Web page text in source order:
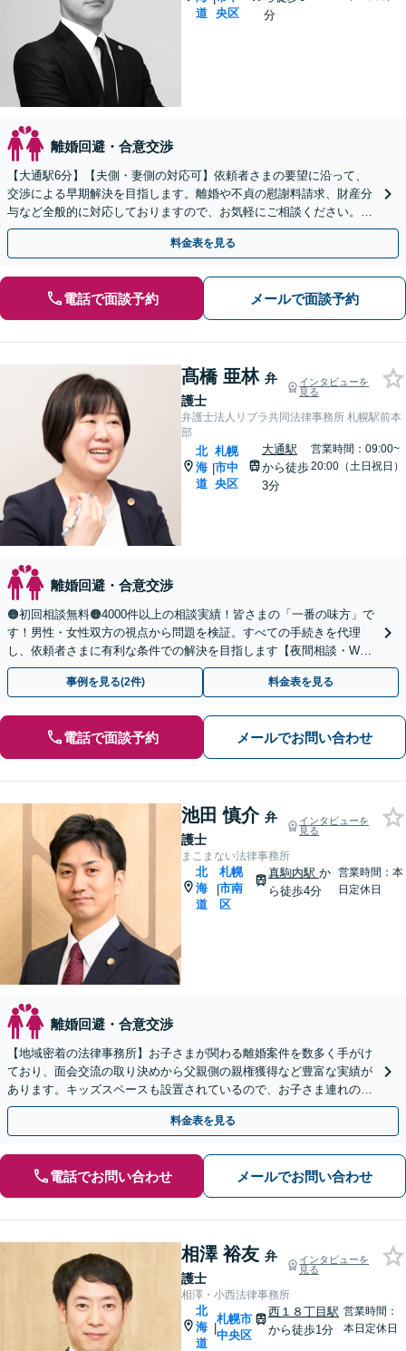
道 央区
分
離婚回避・合意交渉
【大通駅6分】【夫側・妻側の対応可】依頼者さまの要望に沿って、
交渉による早期解決を目指します。離婚や不貞の慰謝料請求、財産分
与など全般的に対応しておりますので、お気軽にご相談ください。
【夜間・休日対応可】【法テラス可】
料金表を見る
電話で面談予約 メールで面談予約
髙橋 亜林 弁
護士
インタビューを
見る
弁護士法人リブラ共同法律事務所 札幌駅前本
部
北
海
道
|
札幌
市中
央区
大通駅
から徒歩
3分
営業時間：09:00~
20:00（土日祝日）
離婚回避・合意交渉
🟠初回相談無料🟠4000件以上の相談実績！皆さまの「一番の味方」で
す！男性・女性双方の視点から問題を検証。すべての手続きを代理
し、依頼者さまに有利な条件での解決を目指します【夜間相談・WEB
面談可】【完全個室・秘密厳守】
事例を見る(2件) 料金表を見る
電話で面談予約 メールでお問い合わせ
池田 慎介 弁
護士
インタビューを
見る
まこまない法律事務所
北
海
道
|
札幌
市南
区
真駒内駅 か
ら徒歩4分
営業時間：本
日定休日
離婚回避・合意交渉
【地域密着の法律事務所】お子さまが関わる離婚案件を数多く手がけ
ており、面会交流の取り決めから父親側の親権獲得など豊富な実績が
あります。キッズスペースも設置されているので、お子さま連れの方
も安心してご相談にいらしてください【WEB面談対応】
料金表を見る
電話でお問い合わせ メールでお問い合わせ
相澤 裕友 弁
護士
インタビューを
見る
相澤・小西法律事務所
北
海
道
|
札幌市
中央区
西１８丁目駅
から徒歩1分
営業時間：
本日定休日